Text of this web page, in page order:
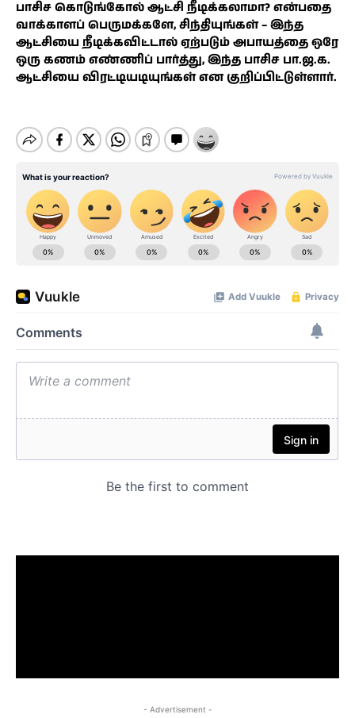
பாசிச கொடுங்கோல் ஆட்சி நீடிக்கலாமா? என்பதை
வாக்காளப் பெருமக்களே, சிந்தியுங்கள் – இந்த
ஆட்சியை நீடிக்கவிட்டால் ஏற்படும் அபாயத்தை ஒரே
ஒரு கணம் எண்ணிப் பார்த்து, இந்த பாசிச பா.ஜ.க.
ஆட்சியை விரட்டியடியுங்கள் என குறிப்பிட்டுள்ளார்.
- Advertisement -